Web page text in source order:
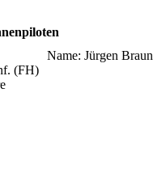
Name: Jürgen Braun
(FH)